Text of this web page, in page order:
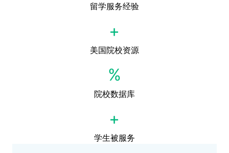
留学服务经验
+
美国院校资源
%
院校数据库
+
学生被服务